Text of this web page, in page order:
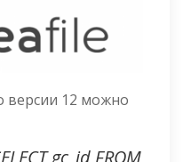
версии 12 можно